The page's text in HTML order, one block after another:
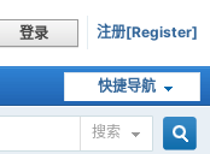
登录 注册[Register]
快捷导航
搜索